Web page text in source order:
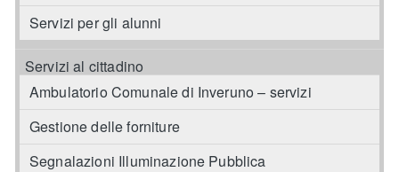
Servizi per gli alunni
Servizi al cittadino
Ambulatorio Comunale di Inveruno – servizi
Gestione delle forniture
Segnalazioni Illuminazione Pubblica